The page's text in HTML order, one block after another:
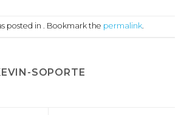
posted in . Bookmark the permalink.
SOPORTE